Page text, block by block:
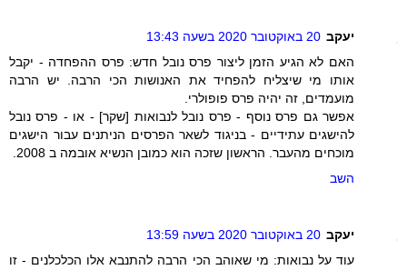
יעקב 20 באוקטובר 2020 בשעה 13:43
האם לא הגיע הזמן ליצור פרס נובל חדש: פרס ההפחדה - יקבל
אותו מי שיצליח להפחיד את האנושות הכי הרבה. יש הרבה
מועמדים, זה יהיה פרס פופולרי.
אפשר גם פרס נוסף - פרס נובל לנבואות [שקר] - או - פרס נובל
להישגים עתידיים - בניגוד לשאר הפרסים הניתנים עבור הישגים
מוכחים מהעבר. הראשון שזכה הוא כמובן הנשיא אובמה ב 2008.
השב
יעקב 20 באוקטובר 2020 בשעה 13:59
עוד על נבואות: מי שאוהב הכי הרבה להתנבא אלו הכלכלנים - זו